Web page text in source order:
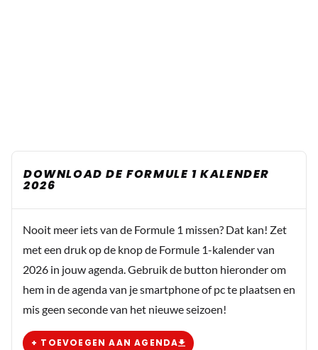
DOWNLOAD DE FORMULE 1 KALENDER
2026
Nooit meer iets van de Formule 1 missen? Dat kan! Zet
met een druk op de knop de Formule 1-kalender van
2026 in jouw agenda. Gebruik de button hieronder om
hem in de agenda van je smartphone of pc te plaatsen en
mis geen seconde van het nieuwe seizoen!
+ TOEVOEGEN AAN AGENDA